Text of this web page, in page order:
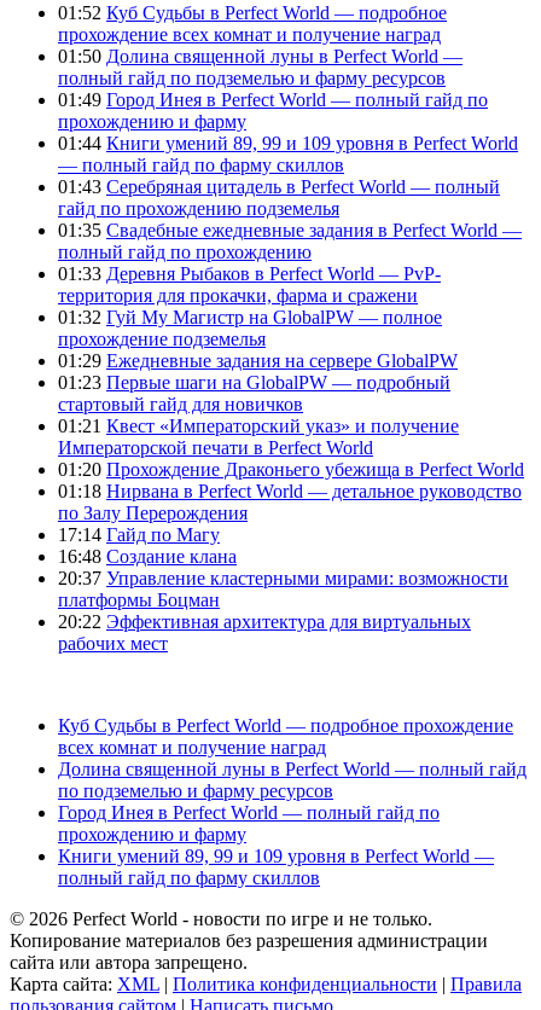
01:52 Куб Судьбы в Perfect World — подробное
прохождение всех комнат и получение наград
01:50 Долина священной луны в Perfect World —
полный гайд по подземелью и фарму ресурсов
01:49 Город Инея в Perfect World — полный гайд по
прохождению и фарму
01:44 Книги умений 89, 99 и 109 уровня в Perfect World
— полный гайд по фарму скиллов
01:43 Серебряная цитадель в Perfect World — полный
гайд по прохождению подземелья
01:35 Свадебные ежедневные задания в Perfect World —
полный гайд по прохождению
01:33 Деревня Рыбаков в Perfect World — PvP-
территория для прокачки, фарма и сражени
01:32 Гуй Му Магистр на GlobalPW — полное
прохождение подземелья
01:29 Ежедневные задания на сервере GlobalPW
01:23 Первые шаги на GlobalPW — подробный
стартовый гайд для новичков
01:21 Квест «Императорский указ» и получение
Императорской печати в Perfect World
01:20 Прохождение Драконьего убежища в Perfect World
01:18 Нирвана в Perfect World — детальное руководство
по Залу Перерождения
17:14 Гайд по Магу
16:48 Создание клана
20:37 Управление кластерными мирами: возможности
платформы Боцман
20:22 Эффективная архитектура для виртуальных
рабочих мест
Куб Судьбы в Perfect World — подробное прохождение
всех комнат и получение наград
Долина священной луны в Perfect World — полный гайд
по подземелью и фарму ресурсов
Город Инея в Perfect World — полный гайд по
прохождению и фарму
Книги умений 89, 99 и 109 уровня в Perfect World —
полный гайд по фарму скиллов
© 2026 Perfect World - новости по игре и не только.
Копирование материалов без разрешения администрации
сайта или автора запрещено.
Карта сайта: XML | Политика конфиденциальности | Правила
пользования сайтом | Написать письмо